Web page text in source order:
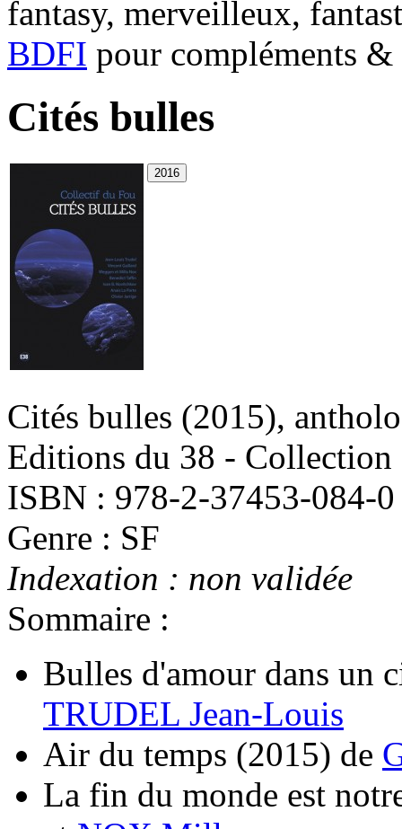
fantasy, merveilleux,
BDFI pour compléments
Cités bulles
Cités bulles (2015),
Editions du 38 - Collection
ISBN : 978-2-37453-084-0
Genre : SF
Indexation : non validée
Sommaire :
Bulles d'amour dans un
TRUDEL Jean-Louis
Air du temps (2015) de
La fin du monde est